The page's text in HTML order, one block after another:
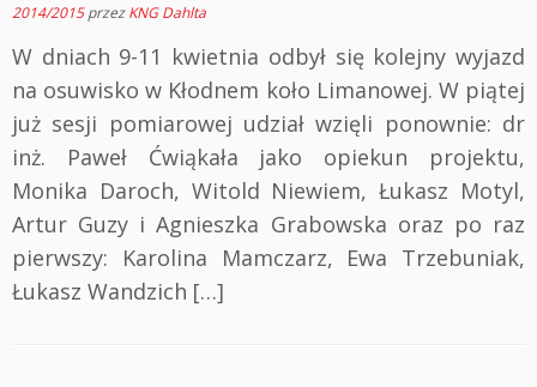
2014/2015przezKNG Dahlta
W dniach 9-11 kwietnia odbył się kolejny wyjazd
na osuwisko w Kłodnem koło Limanowej. W piątej
już sesji pomiarowej udział wzięli ponownie: dr
inż. Paweł Ćwiąkała jako opiekun projektu,
Monika Daroch, Witold Niewiem, Łukasz Motyl,
Artur Guzy i Agnieszka Grabowska oraz po raz
pierwszy: Karolina Mamczarz, Ewa Trzebuniak,
Łukasz Wandzich […]